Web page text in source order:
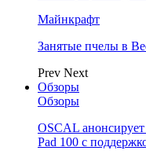
Майнкрафт
Занятые пчелы в
Prev Next
Обзоры
Обзоры
OSCAL
Pad 100 с